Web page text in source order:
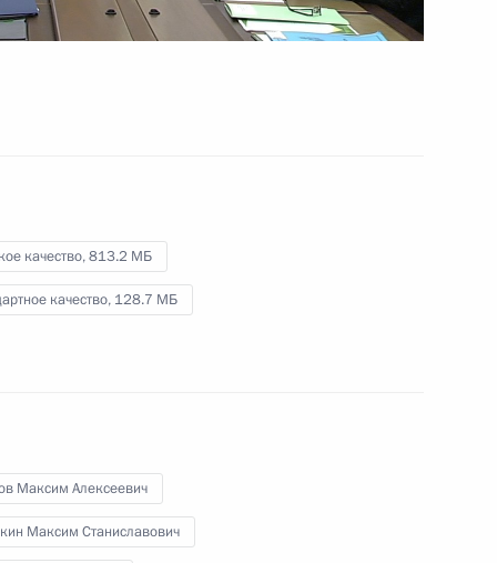
паводков
Заседание Российско-
саудовского экономического
совета
качество,813.2 МБ
качество, 128.7 МБ
Максим Алексеевич
Максим Станиславович